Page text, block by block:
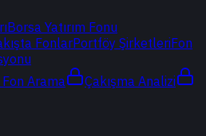
Borsa Yatırım Fonu
FonlarPortföy ŞirketleriFon
Fon Arama
Çakışma Analizi